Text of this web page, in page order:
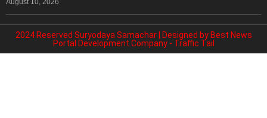
August 10, 2026
2024 Reserved Suryodaya Samachar | Designed by Best News
Portal Development Company- Traffic Tail